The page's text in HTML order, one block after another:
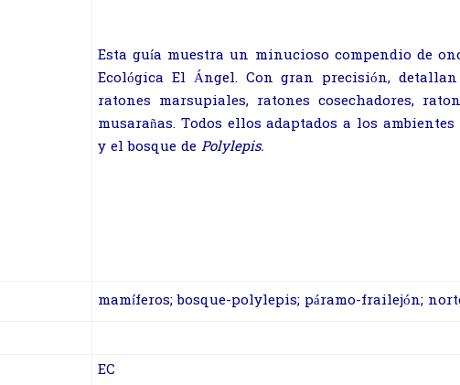
Esta guía muestra un minucioso compendio de
Ecológica El Ángel. Con gran precisión,
ratones marsupiales, ratones cosechadores,
musarañas. Todos ellos adaptados a los
y el bosque de Polylepis.
mamíferos; bosque-polylepis; páramo-frailejón;
EC